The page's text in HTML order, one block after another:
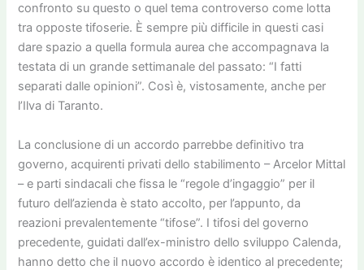
confronto su questo o quel tema controverso come lotta
tra opposte tifoserie. È sempre più difficile in questi casi
dare spazio a quella formula aurea che accompagnava la
testata di un grande settimanale del passato: “I fatti
separati dalle opinioni”. Così è, vistosamente, anche per
l’Ilva di Taranto.
La conclusione di un accordo parrebbe definitivo tra
governo, acquirenti privati dello stabilimento – Arcelor Mittal
– e parti sindacali che fissa le “regole d’ingaggio” per il
futuro dell’azienda è stato accolto, per l’appunto, da
reazioni prevalentemente “tifose”. I tifosi del governo
precedente, guidati dall’ex-ministro dello sviluppo Calenda,
hanno detto che il nuovo accordo è identico al precedente;